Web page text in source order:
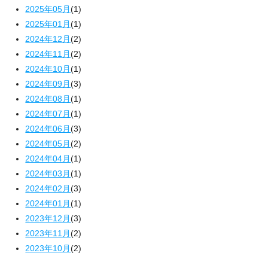
2025年05月(1)
2025年01月(1)
2024年12月(2)
2024年11月(2)
2024年10月(1)
2024年09月(3)
2024年08月(1)
2024年07月(1)
2024年06月(3)
2024年05月(2)
2024年04月(1)
2024年03月(1)
2024年02月(3)
2024年01月(1)
2023年12月(3)
2023年11月(2)
2023年10月(2)